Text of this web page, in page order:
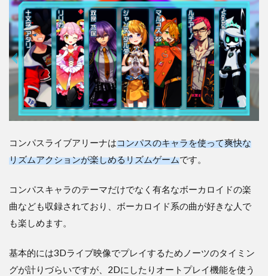
コンパスライブアリーナはコンパスのキャラを使って爽快な
リズムアクションが楽しめるリズムゲームです。
コンパスキャラのテーマだけでなく有名なボーカロイドの楽
曲なども収録されており、ボーカロイド系の曲が好きな人で
も楽しめます。
基本的には3Dライブ映像でプレイするためノーツのタイミン
グが計りづらいですが、2Dにしたりオートプレイ機能を使う